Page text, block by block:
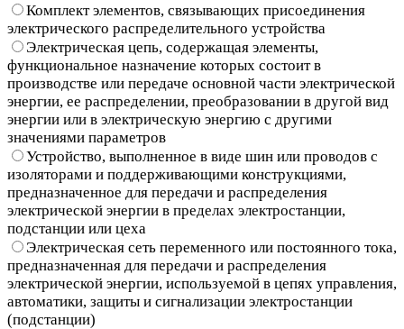
Комплект элементов, связывающих присоединения
электрического распределительного устройства
Электрическая цепь, содержащая элементы,
функциональное назначение которых состоит в
производстве или передаче основной части электрической
энергии, ее распределении, преобразовании в другой вид
энергии или в электрическую энергию с другими
значениями параметров
Устройство, выполненное в виде шин или проводов с
изоляторами и поддерживающими конструкциями,
предназначенное для передачи и распределения
электрической энергии в пределах электростанции,
подстанции или цеха
Электрическая сеть переменного или постоянного тока,
предназначенная для передачи и распределения
электрической энергии, используемой в цепях управления,
автоматики, защиты и сигнализации электростанции
(подстанции)